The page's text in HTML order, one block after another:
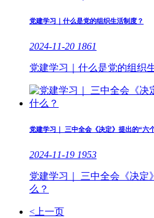
党建学习｜什么是党的组织生活制度？
2024-11-20 1861
党建学习｜什么是党的组织
党建学习｜ 三中全会《决定》提出的“六
2024-11-19 1953
党建学习｜ 三中全会《决定
么？
<上一页